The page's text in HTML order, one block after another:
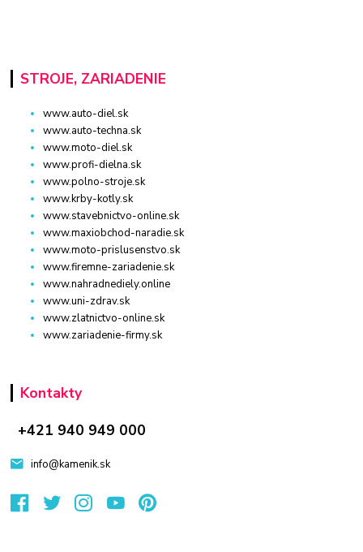
STROJE, ZARIADENIE
www.auto-diel.sk
www.auto-techna.sk
www.moto-diel.sk
www.profi-dielna.sk
www.polno-stroje.sk
www.krby-kotly.sk
www.stavebnictvo-online.sk
www.maxiobchod-naradie.sk
www.moto-prislusenstvo.sk
www.firemne-zariadenie.sk
www.nahradnediely.online
www.uni-zdrav.sk
www.zlatnictvo-online.sk
www.zariadenie-firmy.sk
Kontakty
+421 940 949 000
info@kamenik.sk